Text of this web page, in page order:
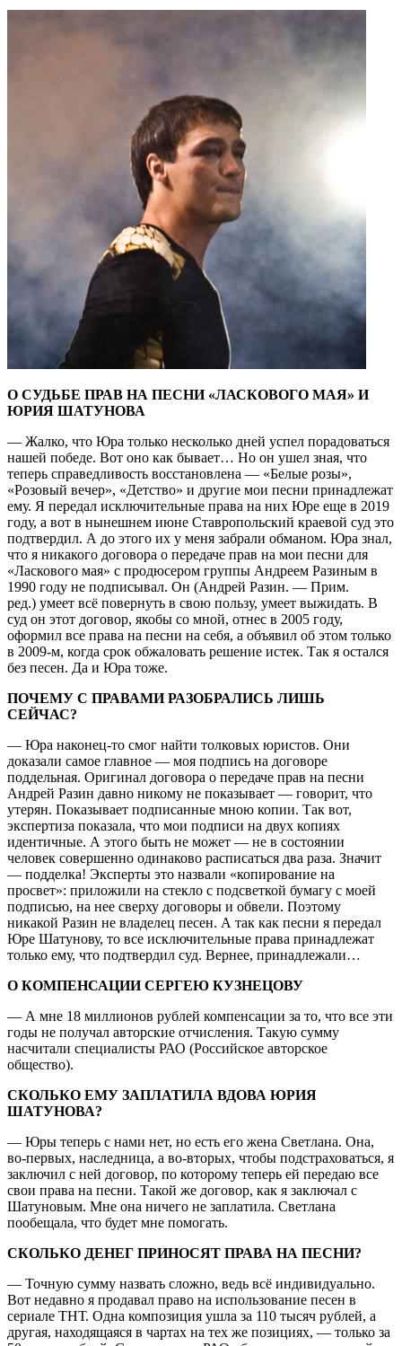
О СУДЬБЕ ПРАВ НА ПЕСНИ «ЛАСКОВОГО МАЯ» И
ЮРИЯ ШАТУНОВА
— Жалко, что Юра только несколько дней успел порадоваться
нашей победе. Вот оно как бывает… Но он ушел зная, что
теперь справедливость восстановлена — «Белые розы»,
«Розовый вечер», «Детство» и другие мои песни принадлежат
ему. Я передал исключительные права на них Юре еще в 2019
году, а вот в нынешнем июне Ставропольский краевой суд это
подтвердил. А до этого их у меня забрали обманом. Юра знал,
что я никакого договора о передаче прав на мои песни для
«Ласкового мая» с продюсером группы Андреем Разиным в
1990 году не подписывал. Он (Андрей Разин. — Прим.
ред.) умеет всё повернуть в свою пользу, умеет выжидать. В
суд он этот договор, якобы со мной, отнес в 2005 году,
оформил все права на песни на себя, а объявил об этом только
в 2009-м, когда срок обжаловать решение истек. Так я остался
без песен. Да и Юра тоже.
ПОЧЕМУ С ПРАВАМИ РАЗОБРАЛИСЬ ЛИШЬ
СЕЙЧАС?
— Юра наконец-то смог найти толковых юристов. Они
доказали самое главное — моя подпись на договоре
поддельная. Оригинал договора о передаче прав на песни
Андрей Разин давно никому не показывает — говорит, что
утерян. Показывает подписанные мною копии. Так вот,
экспертиза показала, что мои подписи на двух копиях
идентичные. А этого быть не может — не в состоянии
человек совершенно одинаково расписаться два раза. Значит
— подделка! Эксперты это назвали «копирование на
просвет»: приложили на стекло с подсветкой бумагу с моей
подписью, на нее сверху договоры и обвели. Поэтому
никакой Разин не владелец песен. А так как песни я передал
Юре Шатунову, то все исключительные права принадлежат
только ему, что подтвердил суд. Вернее, принадлежали…
О КОМПЕНСАЦИИ СЕРГЕЮ КУЗНЕЦОВУ
— А мне 18 миллионов рублей компенсации за то, что все эти
годы не получал авторские отчисления. Такую сумму
насчитали специалисты РАО (Российское авторское
общество).
СКОЛЬКО ЕМУ ЗАПЛАТИЛА ВДОВА ЮРИЯ
ШАТУНОВА?
— Юры теперь с нами нет, но есть его жена Светлана. Она,
во-первых, наследница, а во-вторых, чтобы подстраховаться, я
заключил с ней договор, по которому теперь ей передаю все
свои права на песни. Такой же договор, как я заключал с
Шатуновым. Мне она ничего не заплатила. Светлана
пообещала, что будет мне помогать.
СКОЛЬКО ДЕНЕГ ПРИНОСЯТ ПРАВА НА ПЕСНИ?
— Точную сумму назвать сложно, ведь всё индивидуально.
Вот недавно я продавал право на использование песен в
сериале ТНТ. Одна композиция ушла за 110 тысяч рублей, а
другая, находящаяся в чартах на тех же позициях, — только за